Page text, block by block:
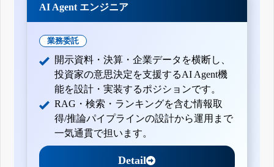
AI Agent エンジニア
業務委託
開示資料・決算・企業データを横断し、
投資家の意思決定を支援するAI Agent機
能を設計・実装するポジションです。
RAG・検索・ランキングを含む情報取
得/推論パイプラインの設計から運用まで
一気通貫で担います。
Detail